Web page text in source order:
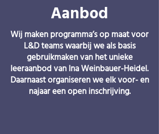
Aanbod
Wij maken programma’s op maat voor
L&D teams waarbij we als basis
gebruikmaken van het unieke
leeraanbod van Ina Weinbauer-Heidel.
Daarnaast organiseren we elk voor- en
najaar een open inschrijving.